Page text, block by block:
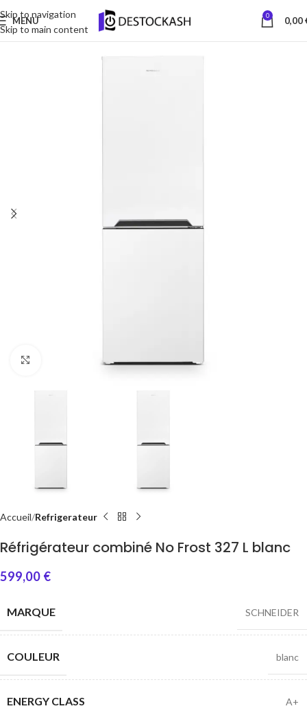
Skip to navigation
Skip to main content
MENU 0 0,00
Click to enlarge
Accueil Refrigerateur
Réfrigérateur combiné No Frost 327 L blanc
599,00 €
MARQUE SCHNEIDER
COULEUR blanc
ENERGY CLASS A+